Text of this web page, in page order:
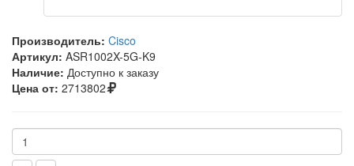
Производитель: Cisco
Артикул: ASR1002X-5G-K9
Наличие: Доступно к заказу
Цена от: 2713802